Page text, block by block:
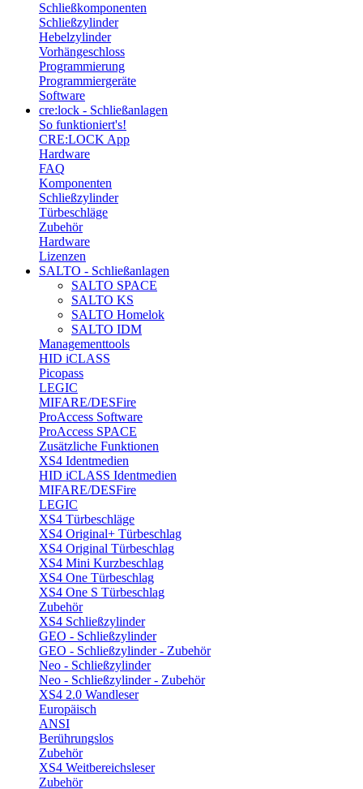
Schließkomponenten
Schließzylinder
Hebelzylinder
Vorhängeschloss
Programmierung
Programmiergeräte
Software
cre:lock - Schließanlagen
So funktioniert's!
CRE:LOCK App
Hardware
FAQ
Komponenten
Schließzylinder
Türbeschläge
Zubehör
Hardware
Lizenzen
SALTO - Schließanlagen
SALTO SPACE
SALTO KS
SALTO Homelok
SALTO IDM
Managementtools
HID iCLASS
Picopass
LEGIC
MIFARE/DESFire
ProAccess Software
ProAccess SPACE
Zusätzliche Funktionen
XS4 Identmedien
HID iCLASS Identmedien
MIFARE/DESFire
LEGIC
XS4 Türbeschläge
XS4 Original+ Türbeschlag
XS4 Original Türbeschlag
XS4 Mini Kurzbeschlag
XS4 One Türbeschlag
XS4 One S Türbeschlag
Zubehör
XS4 Schließzylinder
GEO - Schließzylinder
GEO - Schließzylinder - Zubehör
Neo - Schließzylinder
Neo - Schließzylinder - Zubehör
XS4 2.0 Wandleser
Europäisch
ANSI
Berührungslos
Zubehör
XS4 Weitbereichsleser
Zubehör